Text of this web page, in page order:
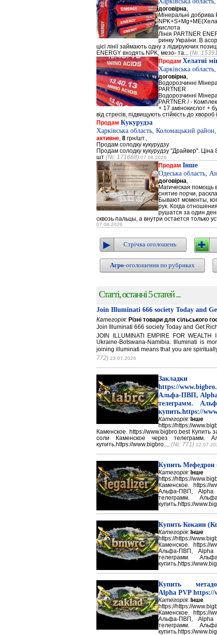
договірна
Мінеральні добрива
кислота
Лінія PARTNER
ринку України. В
цієї лінії займають одну з лідируючих
ENERGY входять NPK, мезо- та... (№:
Продам Хелатні
Харківська
договірна
Водорозчинні
PARTNER
Водорозчинні
PARTNER / -
+ 17 амінокислот +
від стресів, підвищують стійкість до хвороб
Продам Кукурудза
Харківська область, Коломацький район,
активне 8 грн/шт.,
Продам солодку кукурудзу
Продам солодку кукурудзу "Драйвер". Ціна
шт (№: 171668) 07.08.2026
Продам Інше
Одеська область,
договірна
Магическая помощь
снятие порчи,
Бывают моменты,
рук. Когда
рушатся за один
сквозь пальцы, а внутри остается только
07.08.2026
Стрічка оголошень
Агро-оголошення по рубриках
Статті, останні 5 статей ...
Join Illuminati 666 society Today and
Категорія: Різні товари для сільського
Join Illuminati 666 society Today and Get
JOIN ILLUMINATI EMPIRE FOR WEALTH
Ukraine-Botswana-Namibia. Illuminati is
joining illuminati means that you are
772) 23.07.2026
Закладки
https://
Альфа-ПВП, Alpha
телеграмм.
купить.https://
Категорія: Інше
https://https://
Каменское. https://www.bigbro.best Купить
соли Каменское через телеграмм.
купить.https://www.bigbro.... (№: 771)
Купить
Категорія: Інше
https://https://
Каменское. https://
Альфа-ПВП, Alpha
телеграмм.
купить.https://
Купить Кокаин
Категорія: Інше
https://https://
Каменское. https://
Альфа-ПВП, Alpha
телеграмм.
купить.https://
Купить
Alpha PVP https://
Категорія: Інше
https://https://
Каменское. https://
Альфа-ПВП, Alpha
телеграмм.
купить.https://